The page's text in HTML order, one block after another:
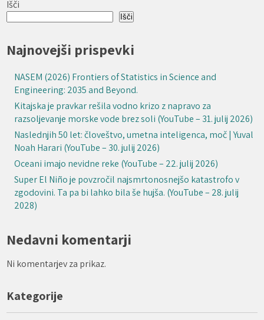
Išči
Išči
Najnovejši prispevki
NASEM (2026) Frontiers of Statistics in Science and
Engineering: 2035 and Beyond.
Kitajska je pravkar rešila vodno krizo z napravo za
razsoljevanje morske vode brez soli (YouTube – 31. julij 2026)
Naslednjih 50 let: človeštvo, umetna inteligenca, moč | Yuval
Noah Harari (YouTube – 30. julij 2026)
Oceani imajo nevidne reke (YouTube – 22. julij 2026)
Super El Niño je povzročil najsmrtonosnejšo katastrofo v
zgodovini. Ta pa bi lahko bila še hujša. (YouTube – 28. julij
2028)
Nedavni komentarji
Ni komentarjev za prikaz.
Kategorije